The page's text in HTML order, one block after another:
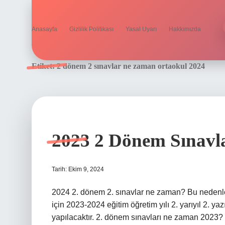
Anasayfa Gizlilik Politikası Yasal Uyarı Hakkımızda
Etiket:2 dönem 2 sınavlar ne zaman ortaokul 2024
2023 2 Dönem
Tarih: Ekim 9, 2024
2024 2. dönem 2. sınavlar ne zaman? Bu
için 2023-2024 eğitim öğretim yılı 2. yarıyıl 2.
yapılacaktır. 2. dönem sınavları ne zaman